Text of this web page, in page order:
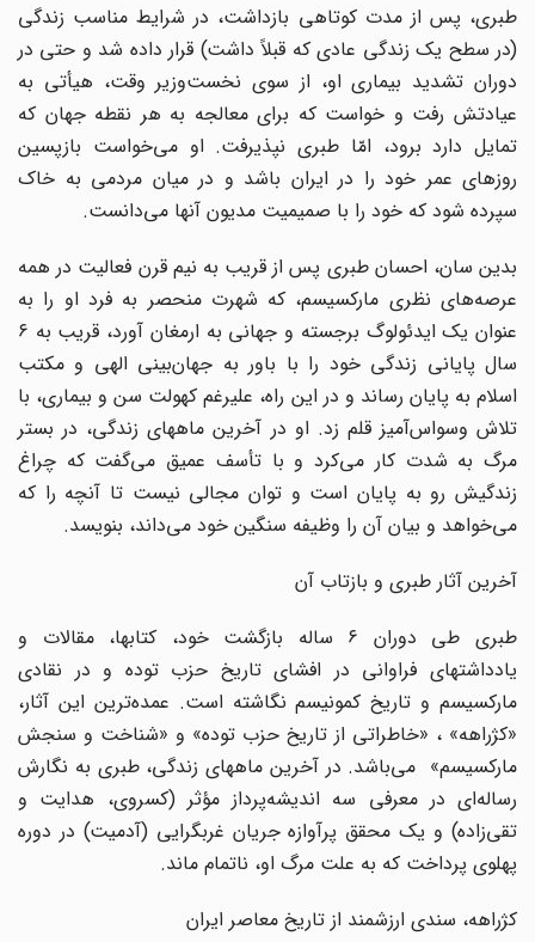
طبری، پس از مدت کوتاهی بازداشت، در شرایط مناسب زندگی
(در سطح یک زندگی عادی که قبلاً داشت) قرار داده شد و حتی در
دوران تشدید بیماری او، از سوی نخست‌وزیر وقت، هیأتی به
عیادتش رفت و خواست که برای معالجه به هر نقطه جهان که
تمایل دارد برود، امّا طبری نپذیرفت. او می‌خواست بازپسین
روزهای عمر خود را در ایران باشد و در میان مردمی به خاک
سپرده شود که خود را با صمیمیت مدیون آنها می‌دانست.
بدین سان، احسان طبری پس از قریب به نیم قرن فعالیت در همه
عرصه‌های نظری مارکسیسم، که شهرت منحصر به فرد او را به
عنوان یک ایدئولوگ برجسته و جهانی به ارمغان آورد، قریب به ۶
سال پایانی زندگی خود را با باور به جهان‌بینی الهی و مکتب
اسلام به پایان رساند و در این راه، علیرغم کهولت سن و بیماری، با
تلاش وسواس‌آمیز قلم زد. او در آخرین ماههای زندگی، در بستر
مرگ به شدت کار می‌کرد و با تأسف عمیق می‌گفت که چراغ
زندگیش رو به پایان است و توان مجالی نیست تا آنچه را که
می‌خواهد و بیان آن را وظیفه سنگین خود می‌داند، بنویسد.
آخرین آثار طبری و بازتاب آن
طبری طی دوران ۶ ساله بازگشت خود، کتابها، مقالات و
یادداشتهای فراوانی در افشای تاریخ حزب توده و در نقادی
مارکسیسم و تاریخ کمونیسم نگاشته است. عمده‌ترین این آثار،
«کژراهه» ، «خاطراتی از تاریخ حزب توده» و «شناخت و سنجش
مارکسیسم» می‌باشد. در آخرین ماههای زندگی، طبری به نگارش
رساله‌ای در معرفی سه اندیشه‌پرداز مؤثر (کسروی، هدایت و
تقی‌زاده) و یک محقق پرآوازه جریان غربگرایی (آدمیت) در دوره
پهلوی پرداخت که به علت مرگ او، ناتمام ماند.
کژراهه، سندی ارزشمند از تاریخ معاصر ایران